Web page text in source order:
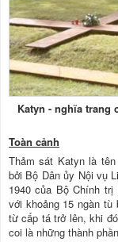
Katyn - nghĩa trang
Toàn cảnh
Thảm sát Katyn là
bởi Bộ Dân ủy Nội vụ
1940 của Bộ Chính
với khoảng 15 ngàn
từ cấp tá trở lên, khi
coi là những thành